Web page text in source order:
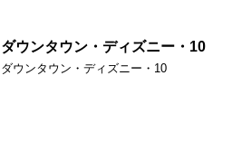
サイン帳向こうでも販...
ダウンタウン・ディズニー・10
ダウンタウン・ディズニー・10